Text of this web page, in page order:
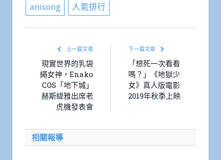
anisong 人氣排行
上一篇文章
現實世界的乳袋
繩女神，Enako
COS「地下城」
赫斯緹雅出席老
虎機發表會
下一篇文章
「想死一次看看
嗎？」《地獄少
女》真人版電影
2019年秋季上映
相關報導